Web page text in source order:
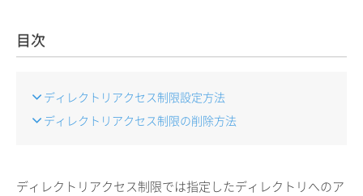
目次
ディレクトリアクセス制限設定方法
ディレクトリアクセス制限の削除方法
ディレクトリアクセス制限では指定したディレクトリへのア